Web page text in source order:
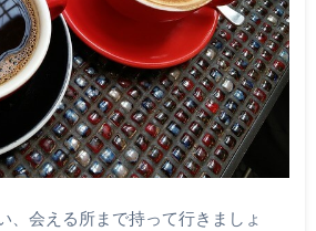
、会える所まで持って行きましょ